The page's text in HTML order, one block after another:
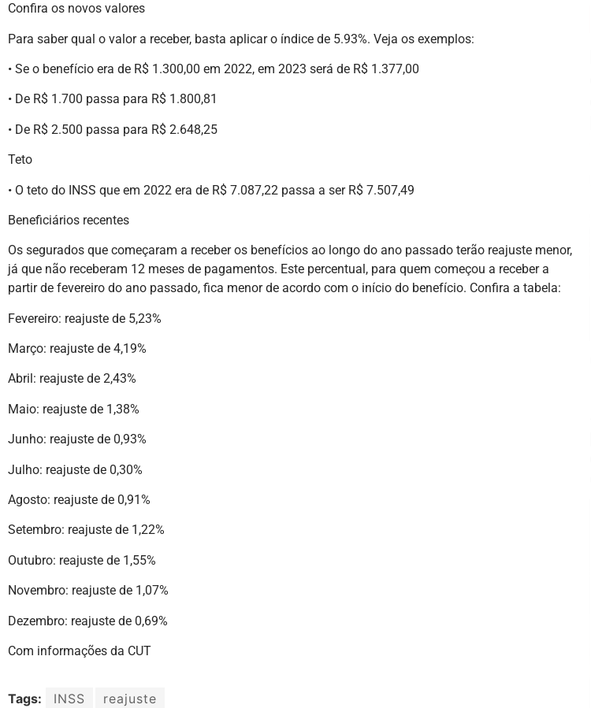
Confira os novos valores
Para saber qual o valor a receber, basta aplicar o índice de 5.93%. Veja os exemplos:
• Se o benefício era de R$ 1.300,00 em 2022, em 2023 será de R$ 1.377,00
• De R$ 1.700 passa para R$ 1.800,81
• De R$ 2.500 passa para R$ 2.648,25
Teto
• O teto do INSS que em 2022 era de R$ 7.087,22 passa a ser R$ 7.507,49
Beneficiários recentes
Os segurados que começaram a receber os benefícios ao longo do ano passado terão reajuste menor,
já que não receberam 12 meses de pagamentos. Este percentual, para quem começou a receber a
partir de fevereiro do ano passado, fica menor de acordo com o início do benefício. Confira a tabela:
Fevereiro: reajuste de 5,23%
Março: reajuste de 4,19%
Abril: reajuste de 2,43%
Maio: reajuste de 1,38%
Junho: reajuste de 0,93%
Julho: reajuste de 0,30%
Agosto: reajuste de 0,91%
Setembro: reajuste de 1,22%
Outubro: reajuste de 1,55%
Novembro: reajuste de 1,07%
Dezembro: reajuste de 0,69%
Com informações da CUT
Tags: INSS reajuste